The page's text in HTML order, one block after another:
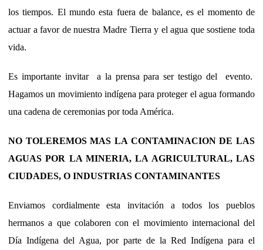
los tiempos. El mundo esta fuera de balance, es el momento de
actuar a favor de nuestra Madre Tierra y el agua que sostiene toda
vida.
Es importante invitar a la prensa para ser testigo del evento.
Hagamos un movimiento indígena para proteger el agua formando
una cadena de ceremonias por toda América.
NO TOLEREMOS MAS LA CONTAMINACION DE LAS
AGUAS POR LA MINERIA, LA AGRICULTURAL, LAS
CIUDADES, O INDUSTRIAS CONTAMINANTES
Enviamos cordialmente esta invitación a todos los pueblos
hermanos a que colaboren con el movimiento internacional del
Día Indígena del Agua, por parte de la Red Indígena para el